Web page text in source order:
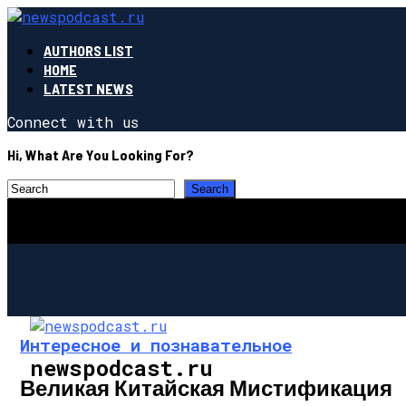
AUTHORS LIST
HOME
LATEST NEWS
Connect with us
Hi, What Are You Looking For?
newspodcast.ru
Интересное и познавательное
Великая Китайская Мистификация